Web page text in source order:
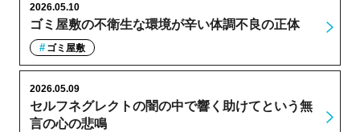
ゴミ屋敷の不衛生な環境が辛い体調不良の正体
2026.05.10
ゴミ屋敷
セルフネグレクトの闇の中で響く助けてという無
言の心の悲鳴
2026.05.09